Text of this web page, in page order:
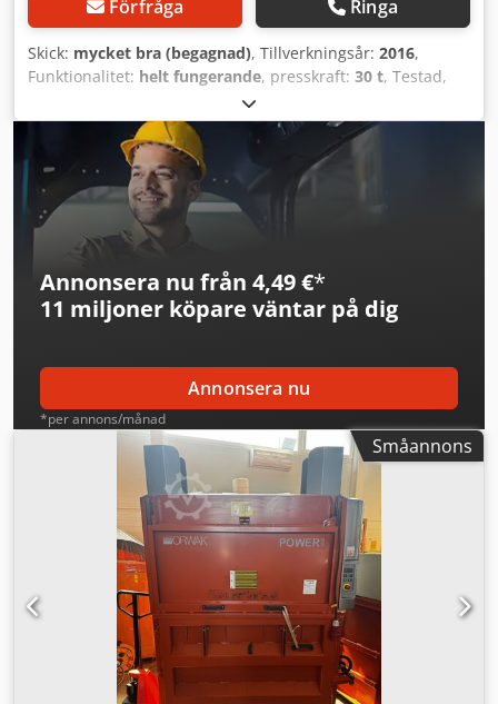
Förfråga Ringa
Skick: mycket bra (begagnad), Tillverkningsår: 2016,
Funktionalitet: helt fungerande, presskraft: 30 t, Testad,
rengjord, full service utförd. Fullt utrustad, redo att
användas! Djdpsyizpqofx Af Aock
Annonsera nu från 4,49 €*
11 miljoner köpare väntar på dig
Annonsera nu
*per annons/månad
Småannons